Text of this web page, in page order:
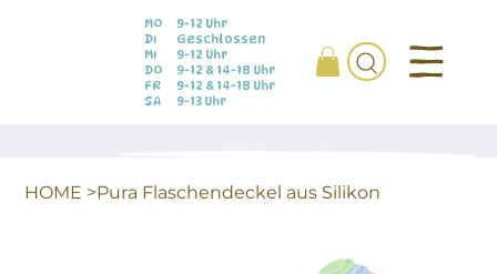
MO
DI
MI
DO
FR
SA
9-12 Uhr
Geschlossen
9-12 Uhr
9-12 & 14-18 Uhr
9-12 & 14-18 Uhr
9-13 Uhr
HOME >Pura Flaschendeckel aus Silikon